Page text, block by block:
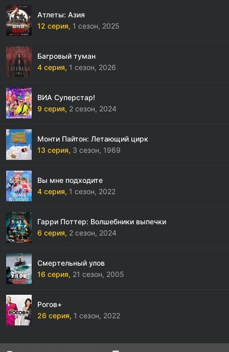
Атлеты: Азия
12 серия, 1 сезон, 2025
Багровый туман
4 серия, 1 сезон, 2026
ВИА Суперстар!
9 серия, 2 сезон, 2024
Монти Пайтон: Летающий цирк
13 серия, 3 сезон, 1969
Вы мне подходите
4 серия, 1 сезон, 2022
Гарри Поттер: Волшебники выпечки
6 серия, 2 сезон, 2024
Смертельный улов
16 серия, 21 сезон, 2005
Рогов+
26 серия, 1 сезон, 2022